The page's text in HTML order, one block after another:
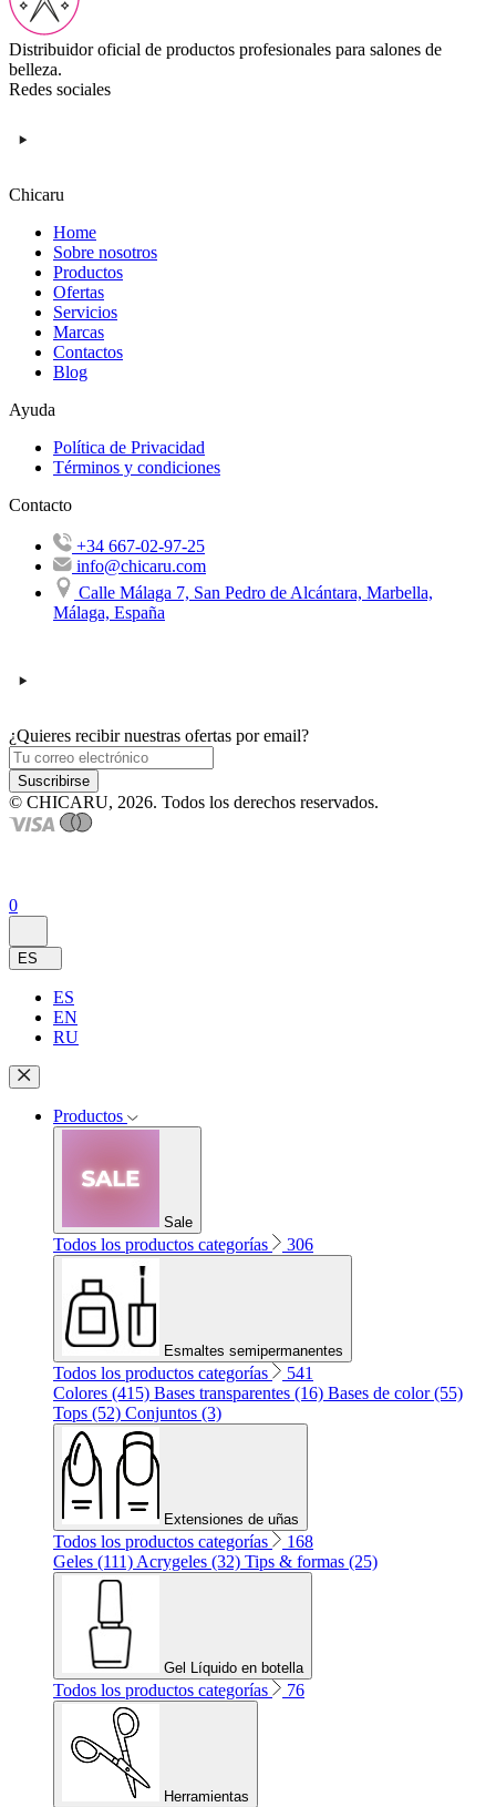
Distribuidor oficial de productos profesionales para salones de
belleza.
Redes sociales
Chicaru
Home
Sobre nosotros
Productos
Ofertas
Servicios
Marcas
Contactos
Blog
Ayuda
Política de Privacidad
Términos y condiciones
Contacto
+34 667-02-97-25
info@chicaru.com
Calle Málaga 7, San Pedro de Alcántara, Marbella,
Málaga, España
¿Quieres recibir nuestras ofertas por email?
Suscribirse
© CHICARU, 2026. Todos los derechos reservados.
0
ES
ES
EN
RU
Productos
Sale
Todos los productos categorías 306
Esmaltes semipermanentes
Todos los productos categorías
541
Colores (415) Bases transparentes (16) Bases de color (55)
Tops (52) Conjuntos (3)
Extensiones de uñas
Todos los productos categorías
168
Geles (111) Acrygeles (32) Tips & formas (25)
Gel Líquido en botella
Todos los productos categorías 76
Herramientas